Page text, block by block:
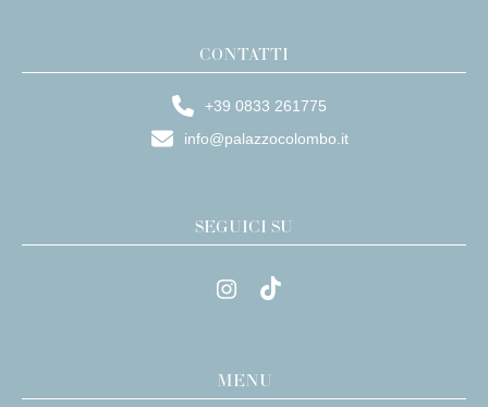
CONTATTI
+39 0833 261775
info@palazzocolombo.it
SEGUICI SU
MENU